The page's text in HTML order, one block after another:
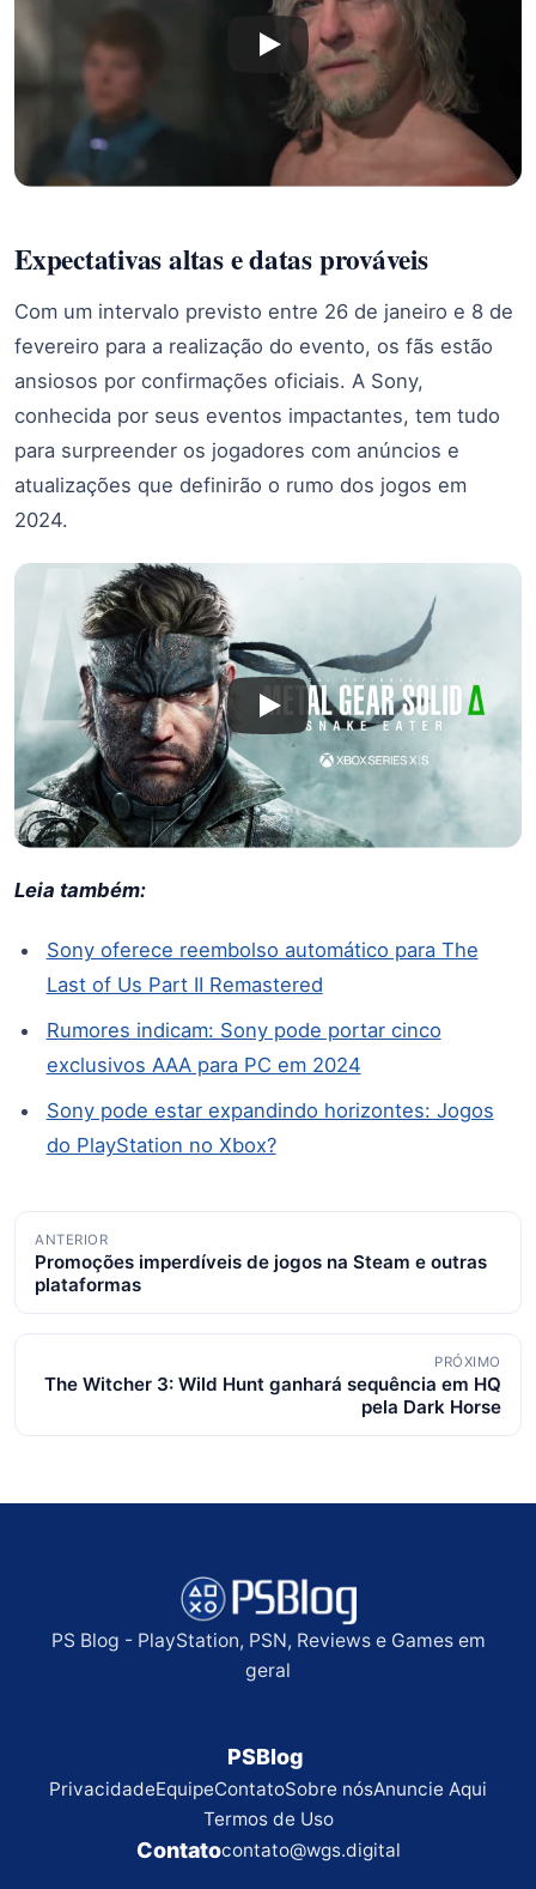
Expectativas altas e datas prováveis
Com um intervalo previsto entre 26 de janeiro e 8 de
fevereiro para a realização do evento, os fãs estão
ansiosos por confirmações oficiais. A Sony,
conhecida por seus eventos impactantes, tem tudo
para surpreender os jogadores com anúncios e
atualizações que definirão o rumo dos jogos em
2024.
Leia também:
Sony oferece reembolso automático para The
Last of Us Part II Remastered
Rumores indicam: Sony pode portar cinco
exclusivos AAA para PC em 2024
Sony pode estar expandindo horizontes: Jogos
do PlayStation no Xbox?
Navegação
de
posts
ANTERIOR
Promoções imperdíveis de jogos na Steam e outras
plataformas
PRÓXIMO
The Witcher 3: Wild Hunt ganhará sequência em HQ
pela Dark Horse
PS Blog - PlayStation, PSN, Reviews e Games em
geral
PSBlog
PrivacidadeEquipeContatoSobre nósAnuncie Aqui
Termos de Uso
Contatocontato@wgs.digital